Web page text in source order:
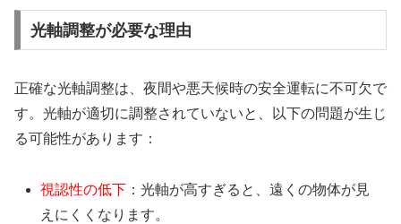
光軸調整が必要な理由
正確な光軸調整は、夜間や悪天候時の安全運転に不可欠で
す。光軸が適切に調整されていないと、以下の問題が生じ
る可能性があります：
視認性の低下 ：光軸が高すぎると、遠くの物体が見
えにくくなります。